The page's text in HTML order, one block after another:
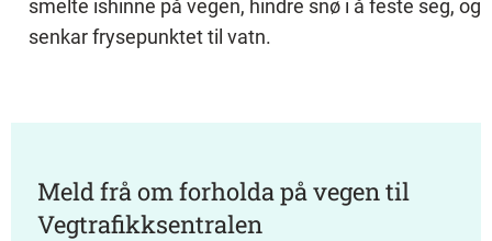
smelte ishinne på vegen, hindre snø i å feste seg, og
senkar frysepunktet til vatn.
Meld frå om forholda på vegen til
Vegtrafikksentralen